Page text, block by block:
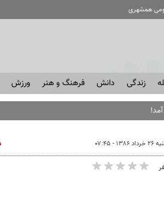
همشهری
زندگی دانش فرهنگ و هنر ورزش
۱۳۸۶ - ۰۷:۴۵